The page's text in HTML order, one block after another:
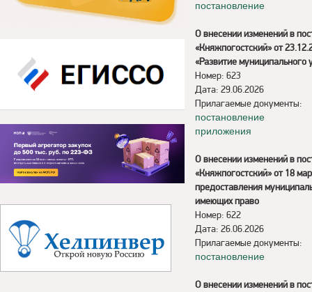
постановление
О внесении изменений в
«Княжпогостский» от
«Развитие муниципального
Номер: 623
Дата: 29.06.2026
Прилагаемые документы:
постановление
приложения
О внесении изменений в
«Княжпогостский» от 18
предоставления
имеющих право
Номер: 622
Дата: 26.06.2026
Прилагаемые документы:
постановление
О внесении изменений в